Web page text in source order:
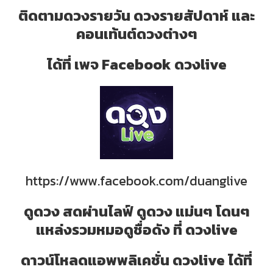
ติดตามดวงรายวัน ดวงรายสัปดาห์ และ
คอนเท้นต์ดวงต่างๆ
ได้ที่ เพจ Facebook ดวงlive
https://www.facebook.com/duanglive
ดูดวง สดผ่านไลฟ์ ดูดวง แม่นๆ โดนๆ
แหล่งรวมหมอดูชื่อดัง ที่ ดวงlive
ดาวน์โหลดแอพพลิเคชั่น ดวงlive ได้ที่